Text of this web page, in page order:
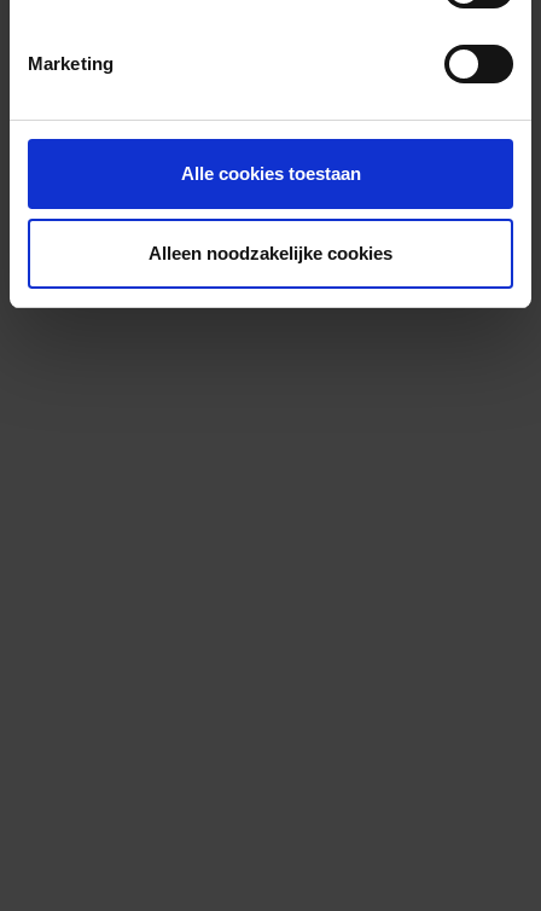
Marketing
Alle cookies toestaan
Alleen noodzakelijke cookies